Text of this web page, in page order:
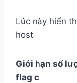
Lúc này hiển
host
Giới hạn số
flag c